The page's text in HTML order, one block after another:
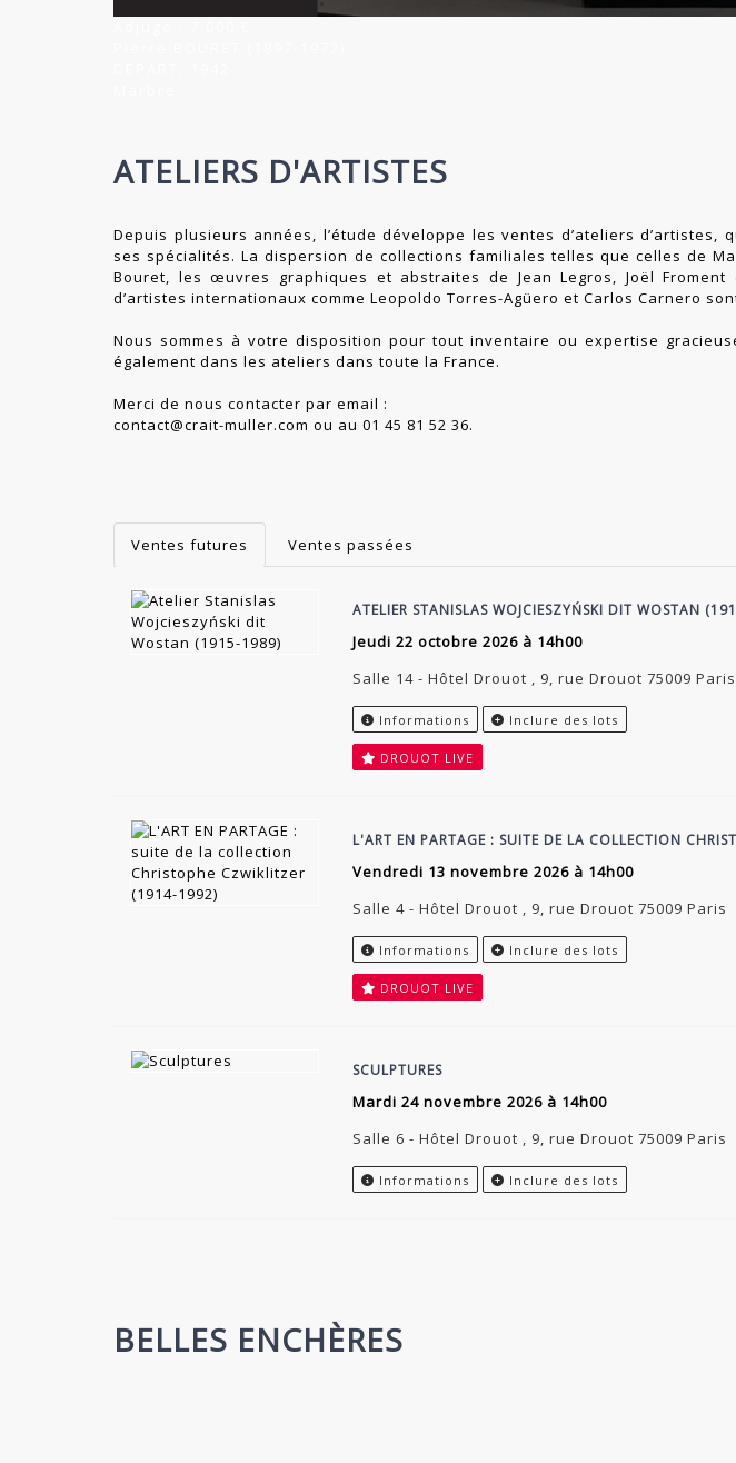
ATELIERS D'ARTISTES
Depuis plusieurs années, l’étude développe les ventes d’ateliers
ses spécialités. La dispersion de collections familiales telles que celles de
Bouret, les œuvres graphiques et abstraites de Jean Legros, Joël
d’artistes internationaux comme Leopoldo Torres-Agüero et Carlos Carnero
Nous sommes à votre disposition pour tout inventaire ou expertise
également dans les ateliers dans toute la France.
Merci de nous contacter par email :
contact@crait-muller.com ou au 01 45 81 52 36.
Ventes futures Ventes passées
ATELIER STANISLAS WOJCIESZYŃSKI DIT WOSTAN
jeudi 22 octobre 2026 à 14h00
Salle 14 - Hôtel Drouot , 9, rue Drouot 75009 Paris
Informations Inclure des lots
DROUOT LIVE
L'ART EN PARTAGE : SUITE DE LA COLLECTION
vendredi 13 novembre 2026 à 14h00
Salle 4 - Hôtel Drouot , 9, rue Drouot 75009 Paris
Informations Inclure des lots
DROUOT LIVE
SCULPTURES
mardi 24 novembre 2026 à 14h00
Salle 6 - Hôtel Drouot , 9, rue Drouot 75009 Paris
Informations Inclure des lots
BELLES ENCHÈRES